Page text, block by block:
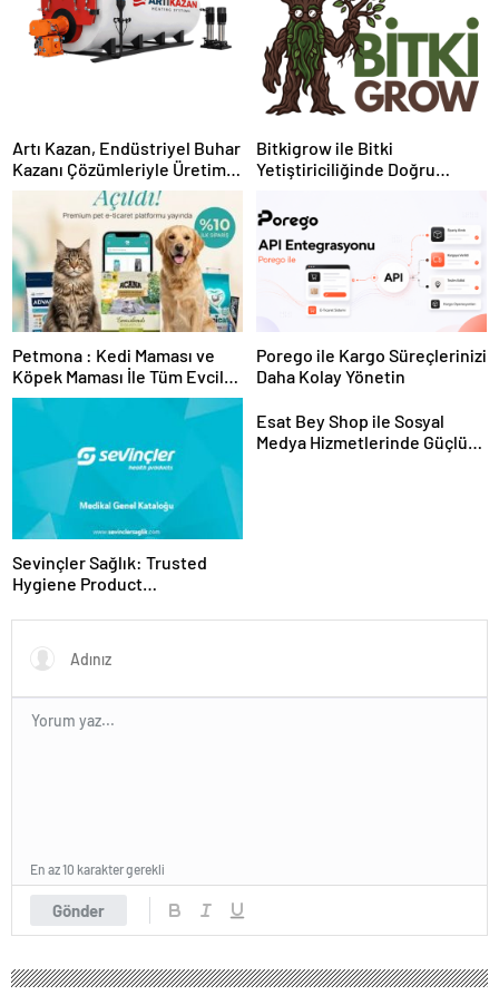
Artı Kazan, Endüstriyel Buhar
Kazanı Çözümleriyle Üretim
Tesislerine Verimli Sistemler
Sunuyor
Bitkigrow ile Bitki
Yetiştiriciliğinde Doğru
Petmona : Kedi Maması ve
Köpek Maması İle Tüm Evcil
Hayvan Ürünleri
Porego ile Kargo Süreçlerinizi
Daha Kolay Yönetin
Sevinçler Sağlık: Trusted
Hygiene Product
Esat Bey Shop ile Sosyal
Medya Hizmetlerinde Güçlü
Gönder
En az 10 karakter gerekli